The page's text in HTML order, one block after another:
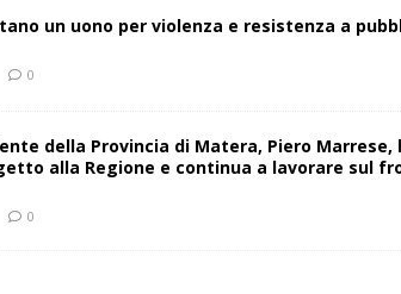
un uono per violenza e resistenza a
0
della Provincia di Matera, Piero Marrese,
alla Regione e continua a lavorare sul
0